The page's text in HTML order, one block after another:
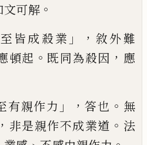
文可解 。
皆成殺業 」，敘外難
頓起 。 既同為殺因 ， 應
有親作力 」，答也 。 無
， 非是親作不成業道 。 法